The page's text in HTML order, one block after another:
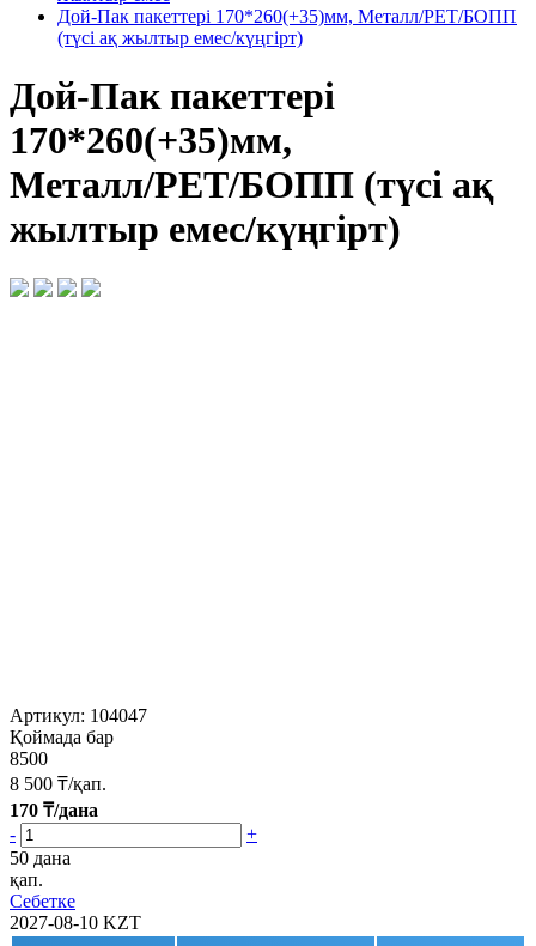
Дой-Пак пакеттері 170*260(+35)мм, Металл/PET/БОПП
(түсі ақ жылтыр емес/күңгірт)
Дой-Пак пакеттері
170*260(+35)мм,
Металл/PET/БОПП (түсі ақ
жылтыр емес/күңгірт)
Артикул: 104047
Қоймада бар
8500
8 500 ₸/қап.
170 ₸/дана
-
+
50 дана
қап.
Себетке
2027-08-10 KZT